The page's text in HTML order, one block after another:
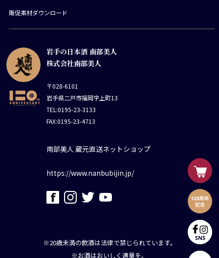
岩手の日本酒 南部美人
株式会社南部美人
〒028-6101
岩手県二戸市福岡字上町13
TEL:0195-23-3133
FAX:0195-23-4713
南部美人 蔵元直送ネットショップ
https://www.nanbubijin.jp/
販促素材ダウンロード
※20歳未満の飲酒は法律で禁じられています。
※お酒はおいしく適量を。